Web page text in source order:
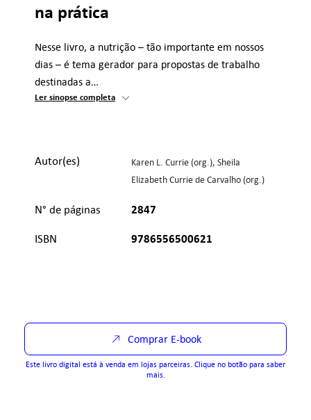
na prática
Nesse livro, a nutrição – tão importante em nossos
dias – é tema gerador para propostas de trabalho
destinadas a…
Ler sinopse completa
Autor(es) Karen L. Currie (org.) Sheila
Elizabeth Currie de Carvalho (org.)
N° de páginas 2847
ISBN 9786556500621
Comprar E-book
Este livro digital está à venda em lojas parceiras. Clique no botão para saber
mais.